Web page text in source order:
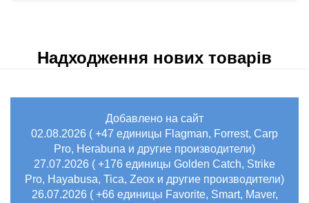
Надходження нових товарів
Добавлено на сайт
02.08.2026 ( +47 единицы Flagman, Forrest, Carp
Pro, Herabuna и другие производители)
27.07.2026 ( +176 единицы Golden Catch, Strike
Pro, Hayabusa, Tica, Zeox и другие производители)
26.07.2026 ( +66 единицы Favorite, Smart, Maver,